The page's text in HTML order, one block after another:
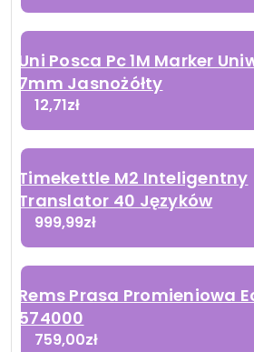
Uni Posca Pc 1M Marker
7mm Jasnożółty
12,71zł
Timekettle M2 Inteligentny
Translator 40 Języków
999,99zł
Rems Prasa Promieniowa
574000
759,00zł